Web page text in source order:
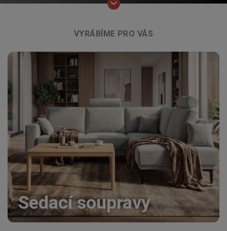
VYRÁBÍME PRO VÁS
Sedací soupravy